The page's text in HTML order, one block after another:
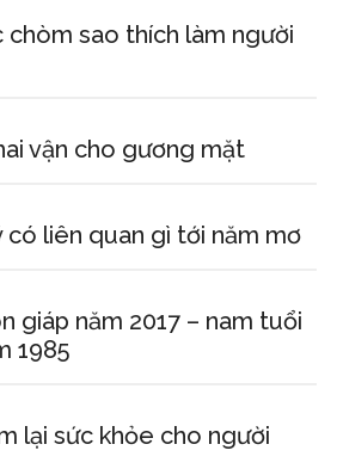
chòm sao thích làm người
vận cho gương mặt
liên quan gì tới năm mơ
giáp năm 2017 – nam tuổi
1985
lại sức khỏe cho người